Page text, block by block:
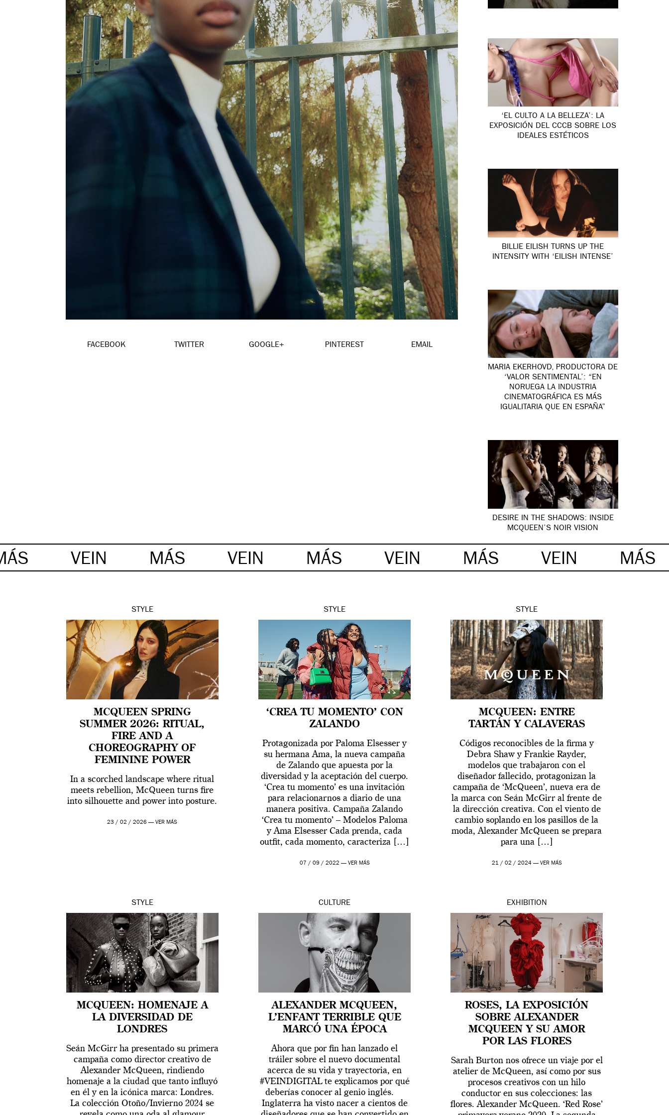
FACEBOOK TWITTER GOOGLE+ PINTEREST EMAIL
‘EL CULTO A LA BELLEZA’: LA
EXPOSICIÓN DEL CCCB SOBRE LOS
IDEALES ESTÉTICOS
BILLIE EILISH TURNS UP THE
INTENSITY WITH ‘EILISH INTENSE’
MARIA EKERHOVD, PRODUCTORA DE
‘VALOR SENTIMENTAL’: “EN
NORUEGA LA INDUSTRIA
CINEMATOGRÁFICA ES MÁS
IGUALITARIA QUE EN ESPAÑA”
DESIRE IN THE SHADOWS: INSIDE
MCQUEEN’S NOIR VISION
VEIN MÁS VEIN MÁS VEIN MÁS VEIN MÁS
STYLE
MCQUEEN SPRING
SUMMER 2026: RITUAL,
FIRE AND A
CHOREOGRAPHY OF
FEMININE POWER
In a scorched landscape where ritual
meets rebellion, McQueen turns fire
into silhouette and power into posture.
23 / 02 / 2026 —VER MÁS
STYLE
‘CREA TU MOMENTO’ CON
ZALANDO
Protagonizada por Paloma Elsesser y
su hermana Ama, la nueva campaña
de Zalando que apuesta por la
diversidad y la aceptación del cuerpo.
‘Crea tu momento’ es una invitación
para relacionarnos a diario de una
manera positiva. Campaña Zalando
‘Crea tu momento’ – Modelos Paloma
y Ama Elsesser Cada prenda, cada
outfit, cada momento, caracteriza […]
07 / 09 / 2022 — VER MÁS
STYLE
MCQUEEN: ENTRE
TARTÁN Y CALAVERAS
Códigos reconocibles de la firma y
Debra Shaw y Frankie Rayder,
modelos que trabajaron con el
diseñador fallecido, protagonizan la
campaña de ‘McQueen’, nueva era de
la marca con Seán McGirr al frente de
la dirección creativa. Con el viento de
cambio soplando en los pasillos de la
moda, Alexander McQueen se prepara
para una […]
21 / 02 / 2024 — VER MÁS
STYLE
MCQUEEN: HOMENAJE A
LA DIVERSIDAD DE
LONDRES
Seán McGirr ha presentado su primera
campaña como director creativo de
Alexander McQueen, rindiendo
homenaje a la ciudad que tanto influyó
en él y en la icónica marca: Londres.
La colección Otoño/Invierno 2024 se
CULTURE
ALEXANDER MCQUEEN,
L’ENFANT TERRIBLE QUE
MARCÓ UNA ÉPOCA
Ahora que por fin han lanzado el
tráiler sobre el nuevo documental
acerca de su vida y trayectoria, en
#VEINDIGITAL te explicamos por qué
deberías conocer al genio inglés.
Inglaterra ha visto nacer a cientos de
EXHIBITION
ROSES, LA EXPOSICIÓN
SOBRE ALEXANDER
MCQUEEN Y SU AMOR
POR LAS FLORES
Sarah Burton nos ofrece un viaje por el
atelier de McQueen, así como por sus
procesos creativos con un hilo
conductor en sus colecciones: las
flores. Alexander McQueen. ‘Red Rose’